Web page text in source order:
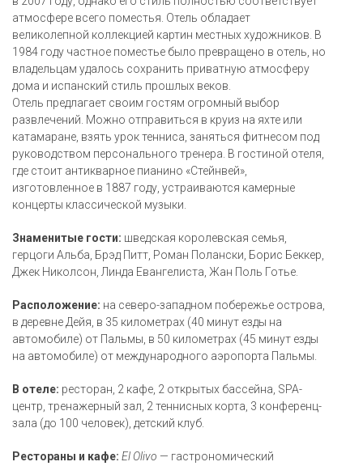
атмосфере всего поместья. Отель обладает
великолепной коллекцией картин местных художников. В
1984 году частное поместье было превращено в отель, но
владельцам удалось сохранить приватную атмосферу
дома и испанский стиль прошлых веков.
Отель предлагает своим гостям огромный выбор
развлечений. Можно отправиться в круиз на яхте или
катамаране, взять урок тенниса, заняться фитнесом под
руководством персонального тренера. В гостиной отеля,
где стоит антикварное пианино «Стейнвей»,
изготовленное в 1887 году, устраиваются камерные
концерты классической музыки.
Знаменитые гости: шведская королевская семья,
герцоги Альба, Брэд Питт, Роман Полански, Борис Беккер,
Джек Николсон, Линда Евангелиста, Жан Поль Готье.
Расположение: на северо-западном побережье острова,
в деревне Дейя, в 35 километрах (40 минут езды на
автомобиле) от Пальмы, в 50 километрах (45 минут езды
на автомобиле) от международного аэропорта Пальмы.
В отеле: ресторан, 2 кафе, 2 открытых бассейна, SPA-
центр, тренажерный зал, 2 теннисных корта, 3 конференц-
зала (до 100 человек), детский клуб.
Рестораны и кафе: El Olivo — гастрономический